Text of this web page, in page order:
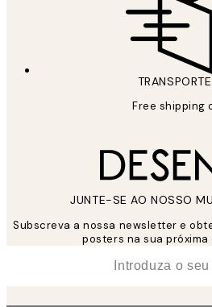
Free shipping
JUNTE-SE AO NOSSO
Subscreva a nossa newsletter e
posters na sua próxima